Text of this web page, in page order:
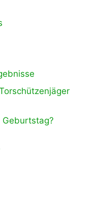
Geburtstag?